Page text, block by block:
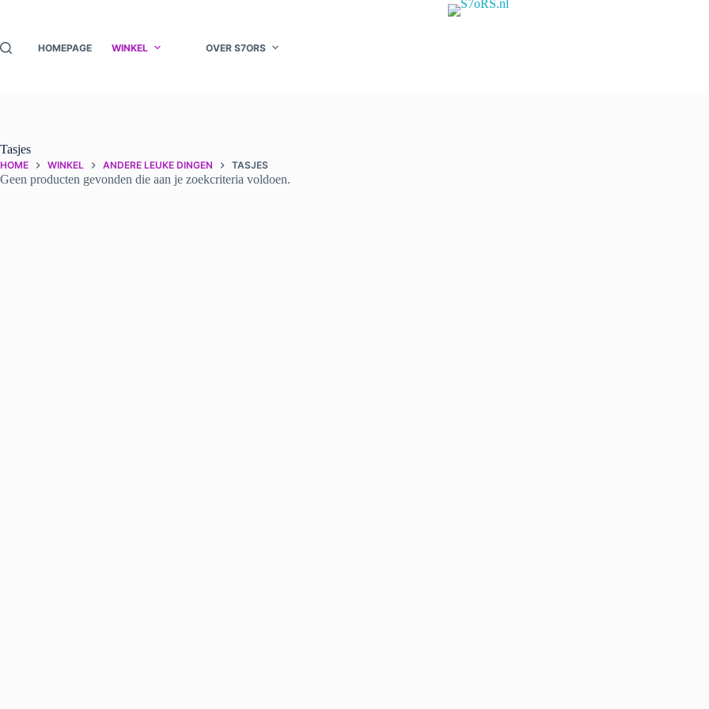
inhoud
HOMEPAGE WINKEL OVER S7ORS
Tasjes
HOME WINKEL ANDERE LEUKE DINGEN TASJES
Geen producten gevonden die aan je zoekcriteria voldoen.